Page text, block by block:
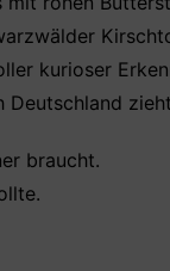
kurioser
Deutschland
braucht.